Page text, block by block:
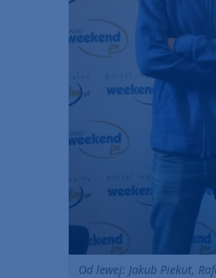
Od lewej: Jakub Piekut,